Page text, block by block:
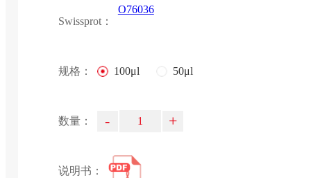
Swissprot：
O76036
规格： 100μl 50μl
数量： - +
说明书：